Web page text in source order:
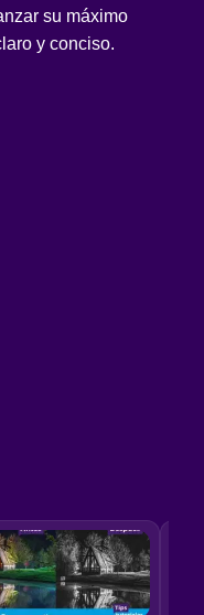
su máximo
y conciso.